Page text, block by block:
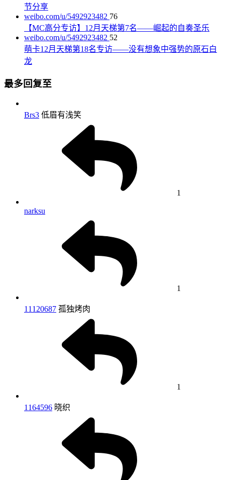
节分享
weibo.com/u/5492923482 76
【MC高分专访】12月天梯第7名——崛起的自奏圣乐
weibo.com/u/5492923482 52
萌卡12月天梯第18名专访——没有想象中强势的原石白
龙
最多回复至
Brs3 低眉有浅笑
1
narksu
1
11120687 孤独烤肉
1
1164596 晓织